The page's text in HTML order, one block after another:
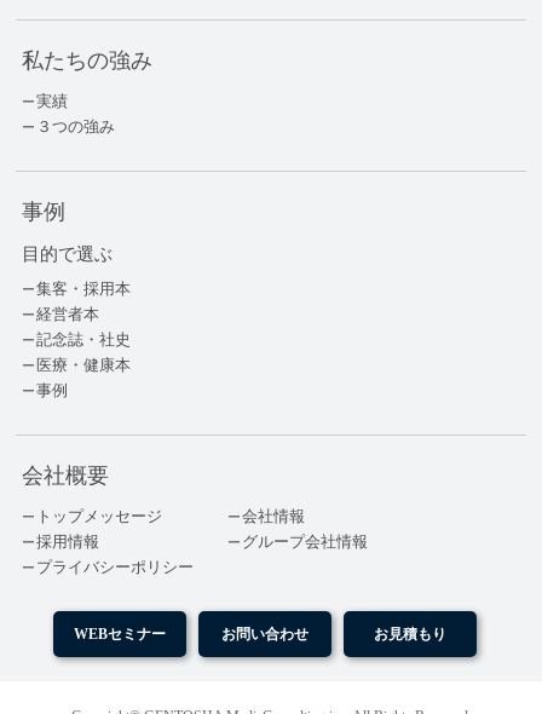
私たちの強み
実績
３つの強み
事例
目的で選ぶ
集客・採用本
経営者本
記念誌・社史
医療・健康本
事例
会社概要
トップメッセージ
会社情報
採用情報
グループ会社情報
プライバシーポリシー
WEBセミナー お問い合わせ お見積もり